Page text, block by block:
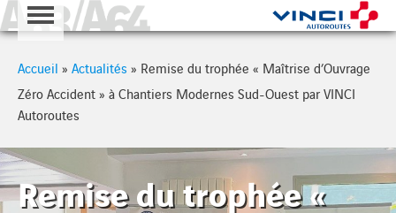
A63 - A64
Accueil » Actualités » Remise du trophée « Maîtrise d’Ouvrage
Zéro Accident » à Chantiers Modernes Sud-Ouest par VINCI
Autoroutes
Remise du trophée «
Cookies management panel